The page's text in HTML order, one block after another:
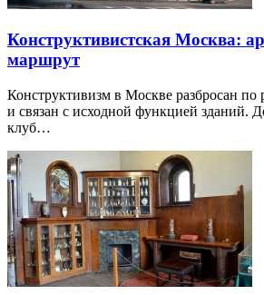
Конструктивистская Москва:
маршрут
Конструктивизм в Москве разбросан по
и связан с исходной функцией зданий.
клуб…